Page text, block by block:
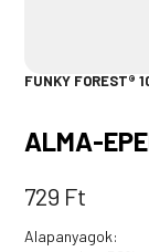
FUNKY FOREST®
ALMA-
729 Ft
Alapanyagok: